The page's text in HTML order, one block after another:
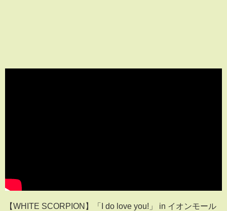
【WHITE SCORPION】「I do love you!」 in イオンモール